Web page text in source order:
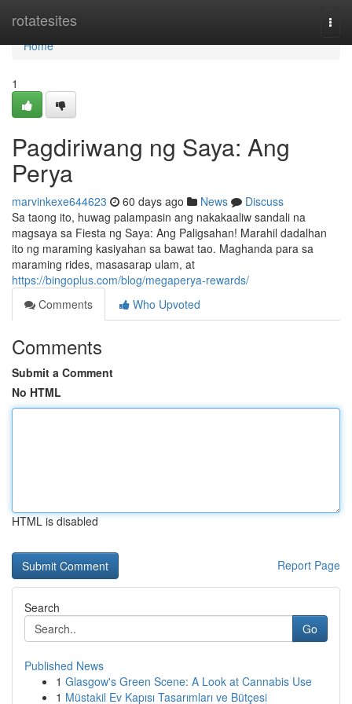
rotatesites
Home
Home
1
Pagdiriwang ng Saya: Ang
Perya
marvinkexe644623 60 days ago News
Discuss
Sa taong ito, huwag palampasin ang nakakaaliw sandali na
magsaya sa Fiesta ng Saya: Ang Paligsahan! Marahil dadalhan
ito ng maraming kasiyahan sa bawat tao. Maghanda para sa
maraming rides, masasarap ulam, at
https://bingoplus.com/blog/megaperya-rewards/
Comments
Who Upvoted
Comments
Submit a Comment
No HTML
HTML is disabled
Report Page
Search
Go
Published News
1 Glasgow's Green Scene: A Look at Cannabis Use
1 Müstakil Ev Kapısı Tasarımları ve Bütçesi